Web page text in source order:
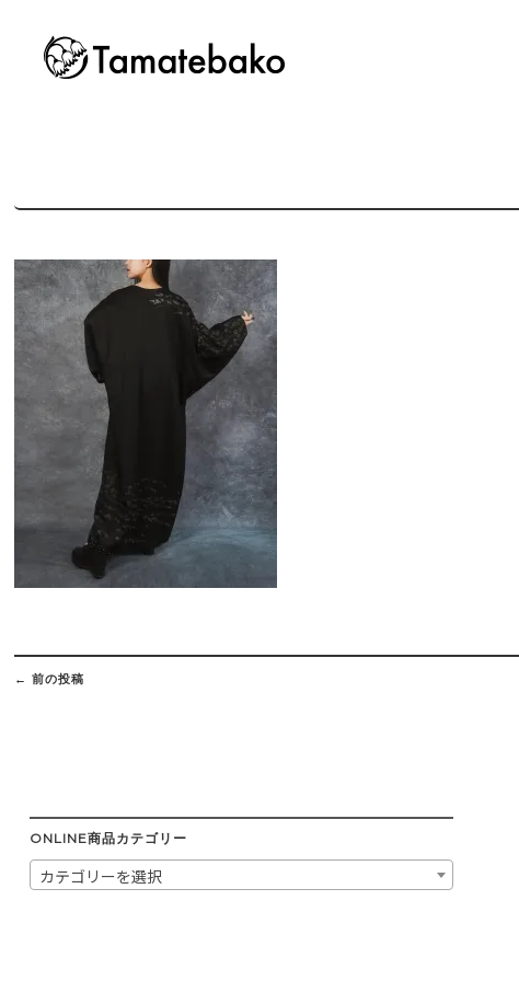
Post
navigation
← 前の投稿
ONLINE商品カテゴリー
カテゴリーを選択